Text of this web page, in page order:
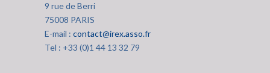
9 rue de Berri
75008 PARIS
E-mail : contact@irex.asso.fr
Tel : +33 (0)1 44 13 32 79